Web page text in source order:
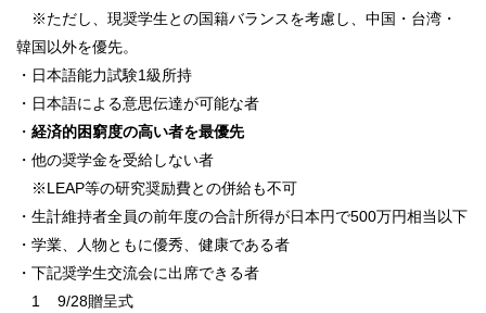
※ただし、現奨学生との国籍バランスを考慮し、中国・台湾・
韓国以外を優先。
・日本語能力試験1級所持
・日本語による意思伝達が可能な者
・ 経済的困窮度の高い者を最優先
・他の奨学金を受給しない者
※LEAP等の研究奨励費との併給も不可
・生計維持者全員の前年度の合計所得が日本円で500万円相当以下
・学業、人物ともに優秀、健康である者
・下記奨学生交流会に出席できる者
1 9/28贈呈式